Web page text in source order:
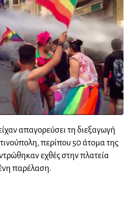
απαγορεύσει τη διεξαγωγή
περίπου 50 άτομα της
εχθές στην πλατεία
παρέλαση.